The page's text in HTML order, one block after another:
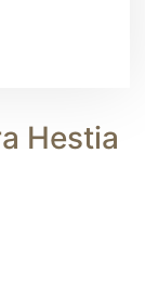
Hestia